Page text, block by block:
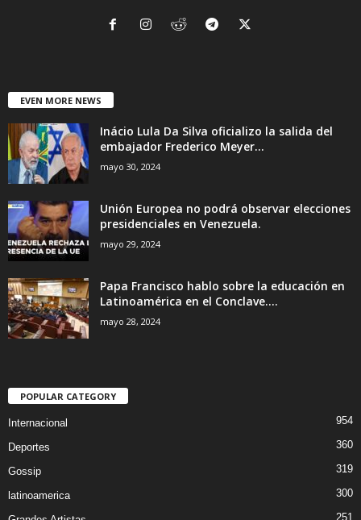
EVEN MORE NEWS
Inácio Lula Da Silva oficializo la salida del
embajador Frederico Meyer...
mayo 30, 2024
Unión Europea no podrá observar elecciones
presidenciales en Venezuela.
mayo 29, 2024
Papa Francisco hablo sobre la educación en
Latinoamérica en el Conclave....
mayo 28, 2024
POPULAR CATEGORY
Internacional 954
Deportes 360
Gossip 319
latinoamerica 300
251